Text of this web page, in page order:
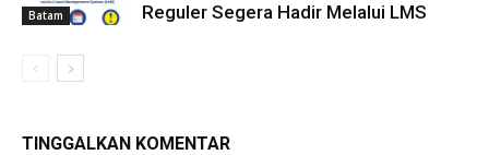
Batam
Reguler Segera Hadir Melalui LMS
TINGGALKAN KOMENTAR